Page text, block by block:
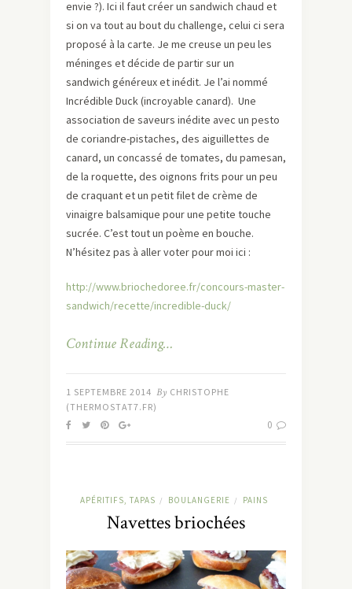
envie ?). Ici il faut créer un sandwich chaud et
si on va tout au bout du challenge, celui ci sera
proposé à la carte. Je me creuse un peu les
méninges et décide de partir sur un
sandwich généreux et inédit. Je l’ai nommé
Incrédible Duck (incroyable canard). Une
association de saveurs inédite avec un pesto
de coriandre-pistaches, des aiguillettes de
canard, un concassé de tomates, du pamesan,
de la roquette, des oignons frits pour un peu
de craquant et un petit filet de crème de
vinaigre balsamique pour une petite touche
sucrée. C’est tout un poème en bouche.
N’hésitez pas à aller voter pour moi ici :
http://www.briochedoree.fr/concours-master-
sandwich/recette/incredible-duck/
Continue Reading…
1 SEPTEMBRE 2014 By CHRISTOPHE
(THERMOSTAT7.FR)
0
APÉRITIFS, TAPAS / BOULANGERIE / PAINS
Navettes briochées